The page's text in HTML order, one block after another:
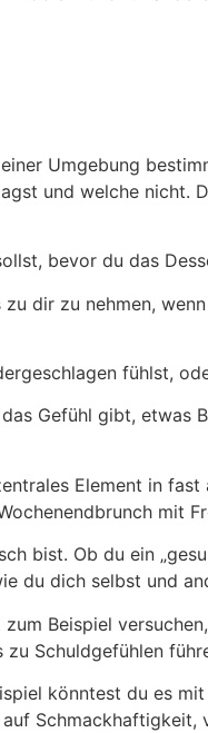
Umgebung
und welche nicht.
bevor du das
dir zu nehmen,
fühlst,
Gefühl gibt, etwas
Element in
mit
bist. Ob du ein
du dich selbst und
Beispiel
Schuldgefühlen
könntest du es
Schmackhaftigkeit,